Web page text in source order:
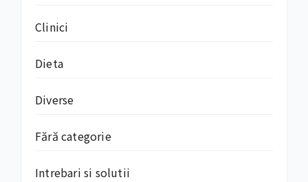
Clinici
Dieta
Diverse
Fără categorie
Intrebari si solutii